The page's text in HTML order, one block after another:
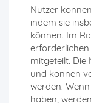
Nutzer
indem sie
können. Im
mitgeteilt.
und können
werden.
haben,